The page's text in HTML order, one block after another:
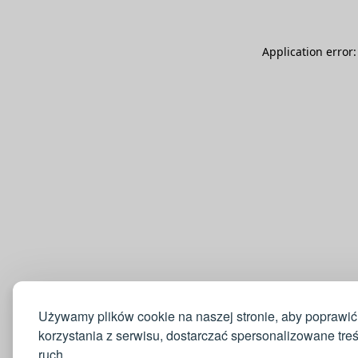
Używamy plików cookie na naszej stronie, aby
korzystania z serwisu, dostarczać spersonalizowane
Application